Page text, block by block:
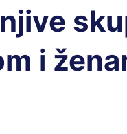
i